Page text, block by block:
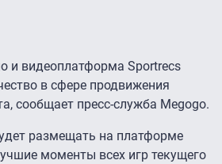
и видеоплатформа Sportrecs
в сфере продвижения
сообщает пресс-служба Megogo.
размещать на платформе
моменты всех игр текущего